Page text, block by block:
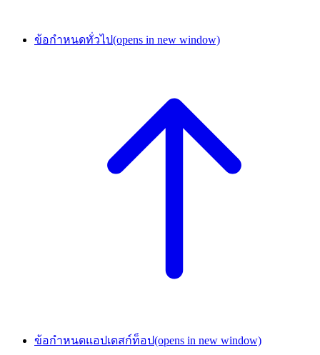
ข้อกำหนดทั่วไป(opens in new window)
ข้อกำหนดแอปเดสก์ท็อป(opens in new window)